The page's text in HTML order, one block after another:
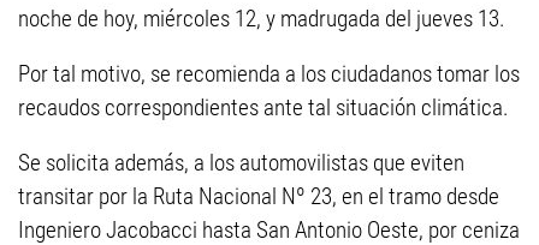
noche de hoy, miércoles 12, y madrugada del jueves 13.
Por tal motivo, se recomienda a los ciudadanos tomar los
recaudos correspondientes ante tal situación climática.
Se solicita además, a los automovilistas que eviten
transitar por la Ruta Nacional Nº 23, en el tramo desde
Ingeniero Jacobacci hasta San Antonio Oeste, por ceniza